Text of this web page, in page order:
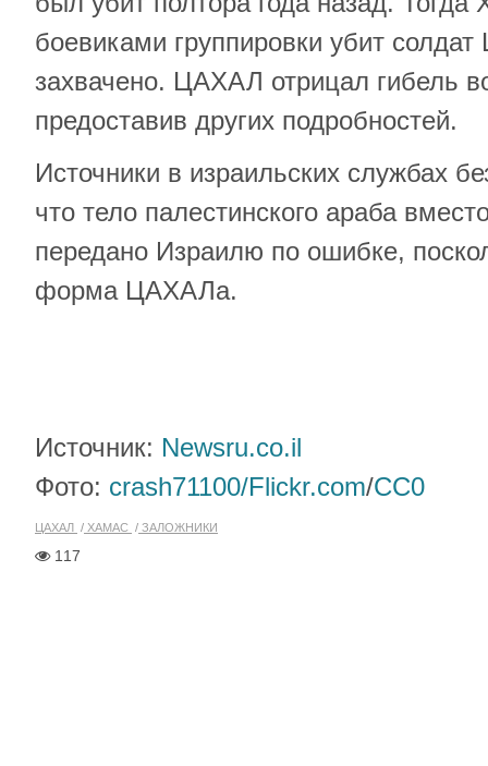
боевиками группировки убит
захвачено. ЦАХАЛ отрицал гибель
предоставив других подробностей.
Источники в израильских службах
что тело палестинского араба
передано Израилю по ошибке,
форма ЦАХАЛа.
Источник: Newsru.co.il
Фото: crash71100/Flickr.com/CC0
ЦАХАЛ ХАМАС ЗАЛОЖНИКИ
117